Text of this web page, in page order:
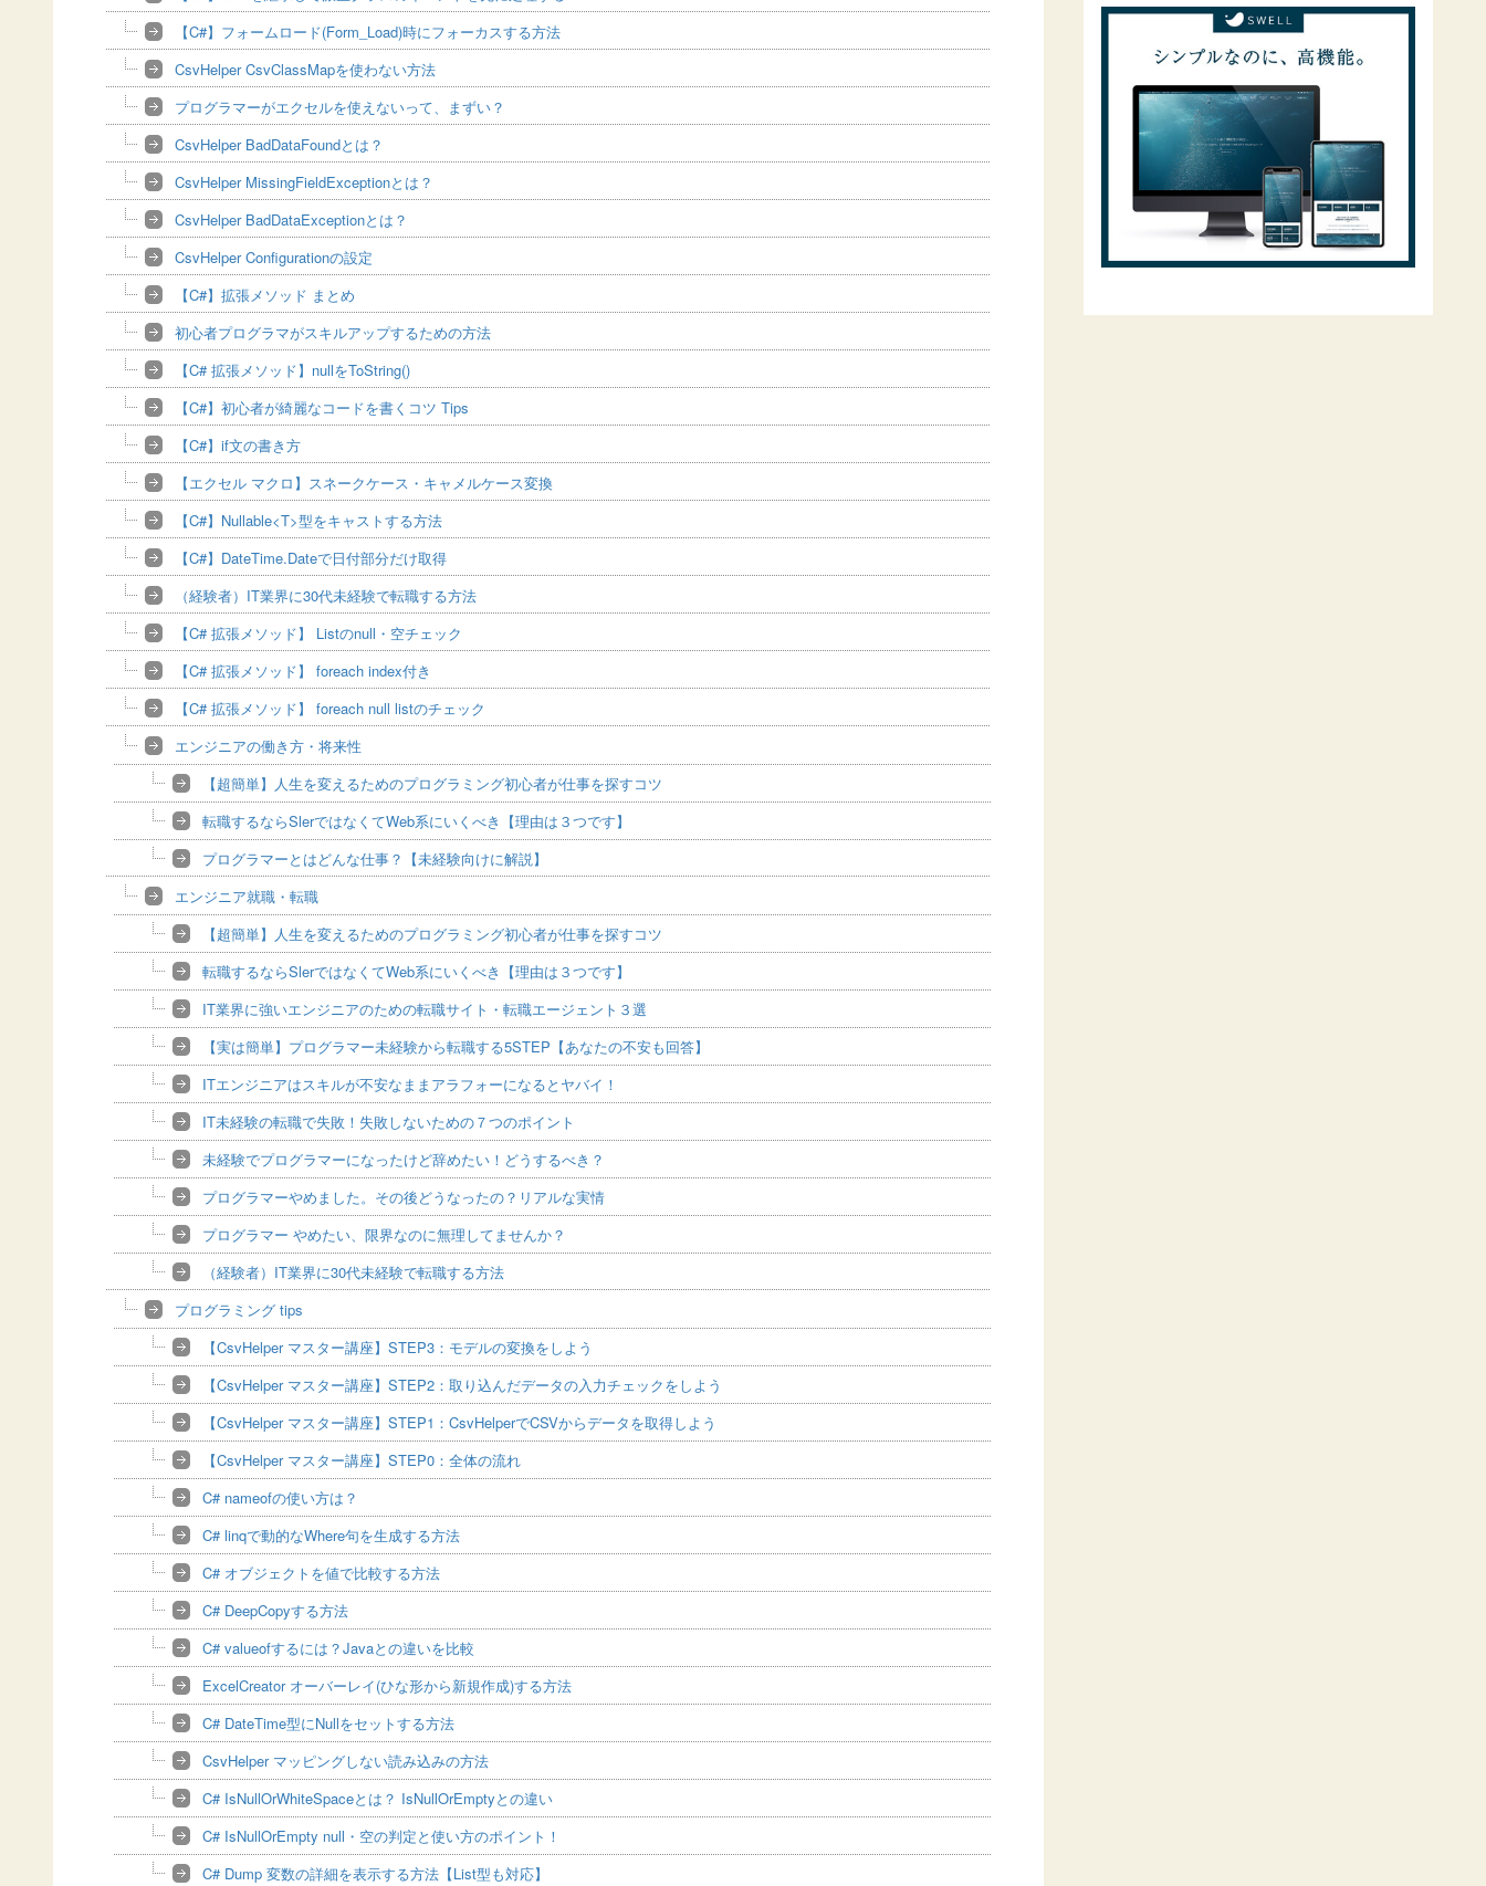
【C#】フォームロード(Form_Load)時にフォーカスする方法
CsvHelper CsvClassMapを使わない方法
プログラマーがエクセルを使えないって、まずい？
CsvHelper BadDataFoundとは？
CsvHelper MissingFieldExceptionとは？
CsvHelper BadDataExceptionとは？
CsvHelper Configurationの設定
【C#】拡張メソッド まとめ
初心者プログラマがスキルアップするための方法
【C# 拡張メソッド】nullをToString()
【C#】初心者が綺麗なコードを書くコツ Tips
【C#】if文の書き方
【エクセル マクロ】スネークケース・キャメルケース変換
【C#】Nullable<T>型をキャストする方法
【C#】DateTime.Dateで日付部分だけ取得
（経験者）IT業界に30代未経験で転職する方法
【C# 拡張メソッド】 Listのnull・空チェック
【C# 拡張メソッド】 foreach index付き
【C# 拡張メソッド】 foreach null listのチェック
エンジニアの働き方・将来性
【超簡単】人生を変えるためのプログラミング初心者が仕事を探すコツ
転職するならSlerではなくてWeb系にいくべき【理由は３つです】
プログラマーとはどんな仕事？【未経験向けに解説】
エンジニア就職・転職
【超簡単】人生を変えるためのプログラミング初心者が仕事を探すコツ
転職するならSlerではなくてWeb系にいくべき【理由は３つです】
IT業界に強いエンジニアのための転職サイト・転職エージェント３選
【実は簡単】プログラマー未経験から転職する5STEP【あなたの不安も回答】
ITエンジニアはスキルが不安なままアラフォーになるとヤバイ！
IT未経験の転職で失敗！失敗しないための７つのポイント
未経験でプログラマーになったけど辞めたい！どうするべき？
プログラマーやめました。その後どうなったの？リアルな実情
プログラマー やめたい、限界なのに無理してませんか？
（経験者）IT業界に30代未経験で転職する方法
プログラミング tips
【CsvHelper マスター講座】STEP3：モデルの変換をしよう
【CsvHelper マスター講座】STEP2：取り込んだデータの入力チェックをしよう
【CsvHelper マスター講座】STEP1：CsvHelperでCSVからデータを取得しよう
【CsvHelper マスター講座】STEP0：全体の流れ
C# nameofの使い方は？
C# linqで動的なWhere句を生成する方法
C# オブジェクトを値で比較する方法
C# DeepCopyする方法
C# valueofするには？Javaとの違いを比較
ExcelCreator オーバーレイ(ひな形から新規作成)する方法
C# DateTime型にNullをセットする方法
CsvHelper マッピングしない読み込みの方法
C# IsNullOrWhiteSpaceとは？ IsNullOrEmptyとの違い
C# IsNullOrEmpty null・空の判定と使い方のポイント！
C# Dump 変数の詳細を表示する方法【List型も対応】